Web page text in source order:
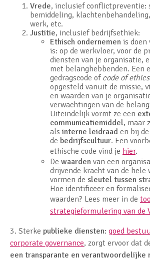
Vrede, inclusief conflictpreventie:
bemiddeling,
werk, etc.
Justitie, inclusief bedrijfsethiek:
Ethisch ondernemen is
is: op de werkvloer, voor de
diensten van je organisatie,
met belanghebbenden. Een
gedragscode of code of ethics
opgesteld vanuit de missie,
en waarden van je
verwachtingen van de
Uiteindelijk vormt ze een
communicatiemiddel, maar
als interne leidraad en bij
de bedrijfscultuur. Een
ethische code vind je hier.
De waarden van een
drijvende kracht van de hele
vormen de sleutel tussen
Hoe identificeer en
waarden? Lees meer in de
strategieformulering van de
3. Sterke publieke diensten: goed
corporate governance, zorgt ervoor dat
een transparante en verantwoordelijke